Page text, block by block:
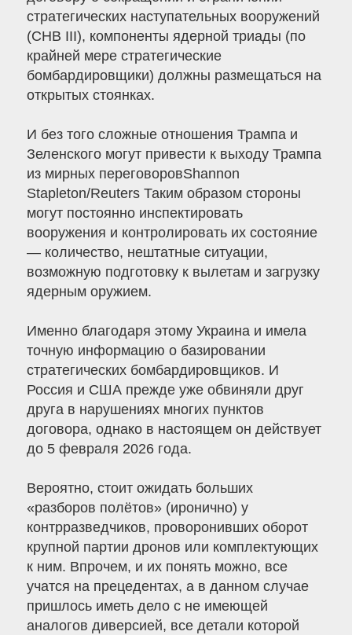
стратегических наступательных вооружений
(СНВ III), компоненты ядерной триады (по
крайней мере стратегические
бомбардировщики) должны размещаться на
открытых стоянках.
И без того сложные отношения Трампа и
Зеленского могут привести к выходу Трампа
из мирных переговоровShannon
Stapleton/Reuters Таким образом стороны
могут постоянно инспектировать
вооружения и контролировать их состояние
— количество, нештатные ситуации,
возможную подготовку к вылетам и загрузку
ядерным оружием.
Именно благодаря этому Украина и имела
точную информацию о базировании
стратегических бомбардировщиков. И
Россия и США прежде уже обвиняли друг
друга в нарушениях многих пунктов
договора, однако в настоящем он действует
до 5 февраля 2026 года.
Вероятно, стоит ожидать больших
«разборов полётов» (иронично) у
контрразведчиков, проворонивших оборот
крупной партии дронов или комплектующих
к ним. Впрочем, и их понять можно, все
учатся на прецедентах, а в данном случае
пришлось иметь дело с не имеющей
аналогов диверсией, все детали которой